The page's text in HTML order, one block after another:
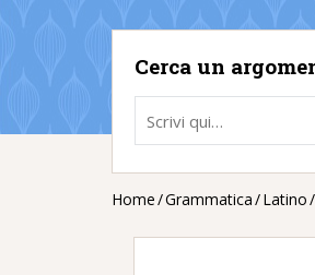
Cerca un
Home/Grammatica/Latino/